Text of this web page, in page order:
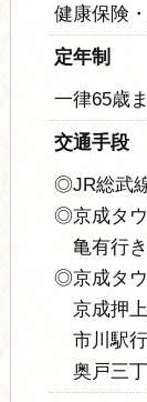
健康保険
定年制
一律65歳
交通手段
◎JR総武
◎京成タ
亀有行き
◎京成タ
京成押上
市川駅
奥戸三